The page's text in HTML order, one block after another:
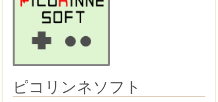
ピコリンネソフト